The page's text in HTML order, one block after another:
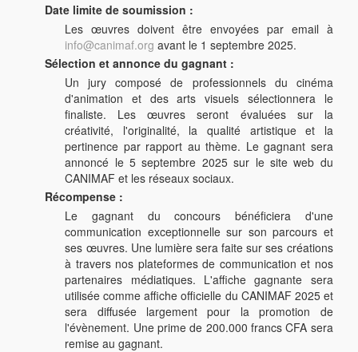
Date limite de soumission :
Les œuvres doivent être envoyées par email à
info@canimaf.org avant le 1 septembre 2025.
Sélection et annonce du gagnant :
Un jury composé de professionnels du cinéma
d'animation et des arts visuels sélectionnera le
finaliste.
Les œuvres seront évaluées sur la
créativité, l'originalité, la qualité artistique et la
pertinence par rapport au thème. Le gagnant sera
annoncé le 5 septembre 2025 sur le site web du
CANIMAF et les réseaux sociaux.
Récompense :
Le gagnant du concours bénéficiera d'une
communication exceptionnelle sur son parcours et
ses œuvres. Une lumière sera faite sur ses créations
à travers nos plateformes de communication et nos
partenaires médiatiques. L'affiche gagnante sera
utilisée comme affiche officielle du CANIMAF 2025 et
sera diffusée largement pour la promotion de
l'évènement. Une prime de 200.000 francs CFA sera
remise au gagnant.